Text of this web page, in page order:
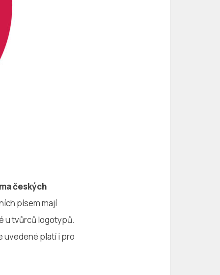
českých
písem mají
u tvůrců logotypů.
uvedené platí i pro